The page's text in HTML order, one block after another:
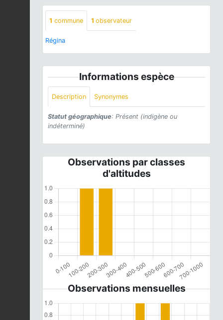
1 commune 1 observateur
Régina
Informations espèce
Description Synonymes
Statut géographique: Présent (indigène ou
indéterminé)
Observations par classes
d'altitudes
Observations mensuelles